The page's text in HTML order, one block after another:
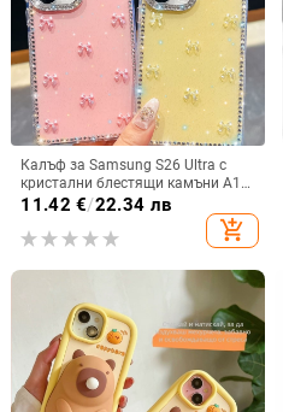
Калъф за Samsung S26 Ultra с
кристални блестящи камъни A17,
A57IMD Aurora Bow и S24FE,
11.42 €/22.34 лв
add_shopping_cart